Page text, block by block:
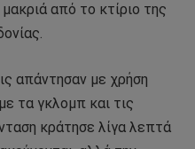
από το κτίριο της
απάντησαν με χρήση
τα γκλομπ και τις
κράτησε λίγα λεπτά